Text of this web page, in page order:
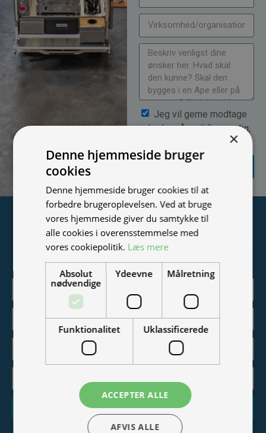
Jeg vil gerne modtage
nyheder på mail (bare rolig,
SEND
Tilmeld nyhedsmail
Vær blandt de første til at modtage info om nye produkter,
Tilmeld
×
Denne hjemmeside bruger
cookies
Denne hjemmeside bruger cookies til at
forbedre brugeroplevelsen. Ved at bruge
vores hjemmeside giver du samtykke til
alle cookies i overensstemmelse med
vores cookiepolitik. Læs mere
Absolut
nødvendige
Ydeevne Målretning
Funktionalitet Uklassificerede
ACCEPTER ALLE
AFVIS ALLE